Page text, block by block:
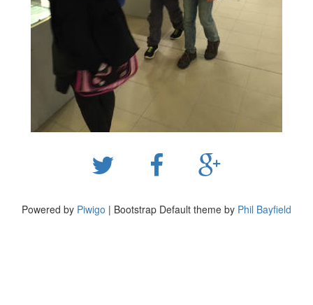
Powered by Piwigo | Bootstrap Default theme by Phil Bayfield